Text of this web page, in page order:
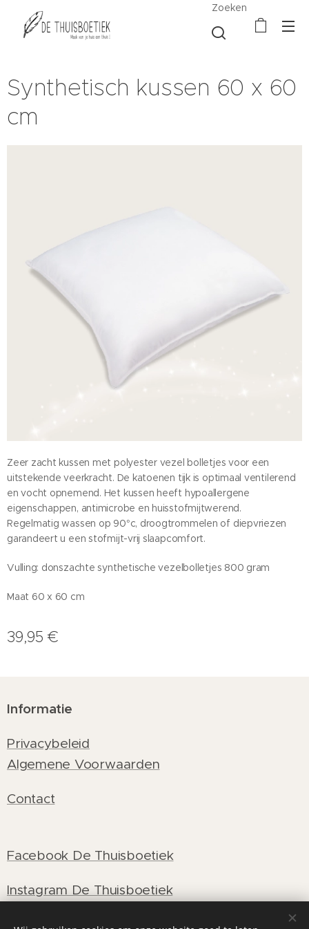
Zoeken
Synthetisch kussen 60 x 60
cm
Zeer zacht kussen met polyester vezel bolletjes voor een
uitstekende veerkracht. De katoenen tijk is optimaal ventilerend
en vocht opnemend. Het kussen heeft hypoallergene
eigenschappen, antimicrobe en huisstofmijtwerend.
Regelmatig wassen op 90°c, droogtrommelen of diepvriezen
garandeert u een stofmijt-vrij slaapcomfort.
Vulling: donszachte synthetische vezelbolletjes 800 gram
Maat 60 x 60 cm
39,95 €
Informatie
Privacybeleid
Algemene Voorwaarden
Contact
Facebook De Thuisboetiek
Instagram De Thuisboetiek